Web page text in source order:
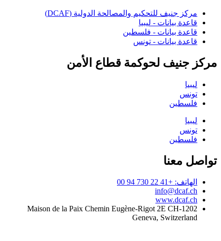
مركز جنيف للتحكيم والمصالحة الدولية (DCAF)
قاعدة بيانات - ليبيا
قاعدة بيانات - فلسطين
قاعدة بيانات - تونس
مركز جنيف لحوكمة قطاع الأمن
ليبيا
تونس
فلسطين
ليبيا
تونس
فلسطين
تواصل معنا
الهاتف: +41 22 730 94 00
info@dcaf.ch
www.dcaf.ch
Maison de la Paix Chemin Eugène-Rigot 2E CH-1202
Geneva, Switzerland